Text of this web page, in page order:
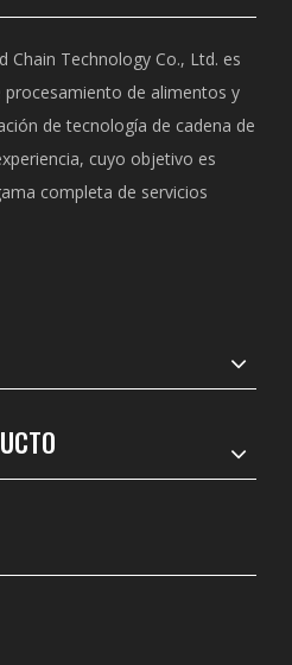
Chain Technology Co., Ltd. es
de alimentos y
de tecnología de cadena de
cuyo objetivo es
completa de servicios